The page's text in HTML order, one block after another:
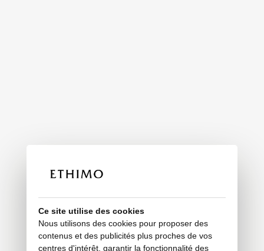
Ce site utilise des cookies
Nous utilisons des cookies pour proposer des
contenus et des publicités plus proches de vos
centres d'intérêt, garantir la fonctionnalité des